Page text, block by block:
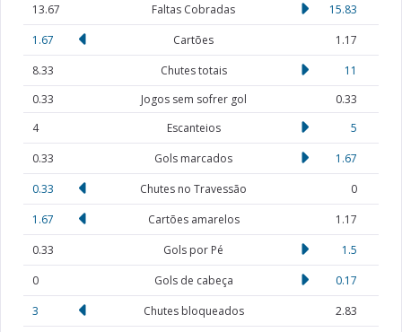
13.67
Faltas Cobradas
15.83
1.67
Cartões
1.17
8.33
Chutes totais
11
0.33
Jogos sem sofrer gol
0.33
4
Escanteios
5
0.33
Gols marcados
1.67
0.33
Chutes no Travessão
0
1.67
Cartões amarelos
1.17
0.33
Gols por Pé
1.5
0
Gols de cabeça
0.17
3
Chutes bloqueados
2.83